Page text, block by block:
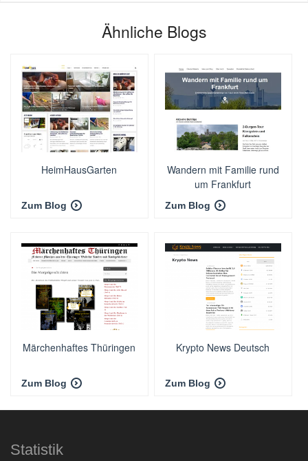
Ähnliche Blogs
HeimHausGarten
Zum Blog
Wandern mit Familie rund
um Frankfurt
Zum Blog
Märchenhaftes Thüringen
Zum Blog
Krypto News Deutsch
Zum Blog
Statistik